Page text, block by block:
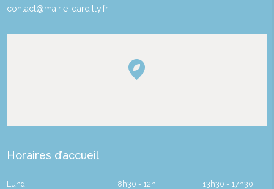
contact@mairie-dardilly.fr
Horaires d’accueil
Lundi 8h30 - 12h
13h30 - 17h30